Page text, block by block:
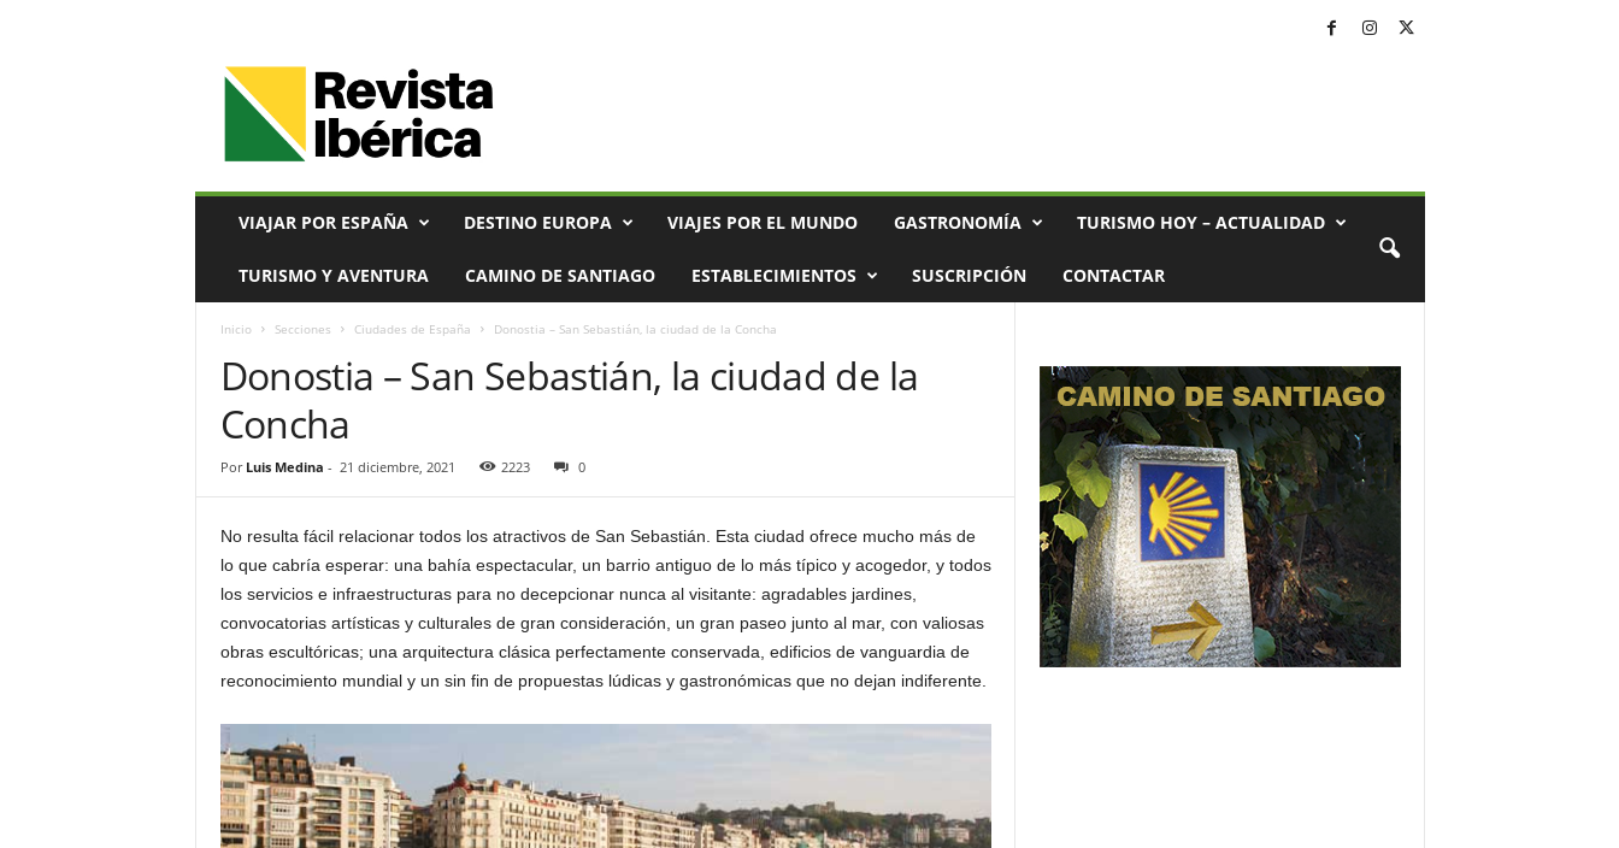
VIAJAR POR ESPAÑA DESTINO EUROPA VIAJES POR EL MUNDO GASTRONOMÍA TURISMO HOY – ACTUALIDAD
TURISMO Y AVENTURA CAMINO DE SANTIAGO ESTABLECIMIENTOS SUSCRIPCIÓN CONTACTAR
Inicio Secciones Ciudades de España Donostia – San Sebastián, la ciudad de la Concha
Donostia – San Sebastián, la ciudad de la
Concha
Por Luis Medina - 21 diciembre, 2021 2223 0
No resulta fácil relacionar todos los atractivos de San Sebastián. Esta ciudad ofrece mucho más de
lo que cabría esperar: una bahía espectacular, un barrio antiguo de lo más típico y acogedor, y todos
los servicios e infraestructuras para no decepcionar nunca al visitante: agradables jardines,
convocatorias artísticas y culturales de gran consideración, un gran paseo junto al mar, con valiosas
obras escultóricas; una arquitectura clásica perfectamente conservada, edificios de vanguardia de
reconocimiento mundial y un sin fin de propuestas lúdicas y gastronómicas que no dejan indiferente.